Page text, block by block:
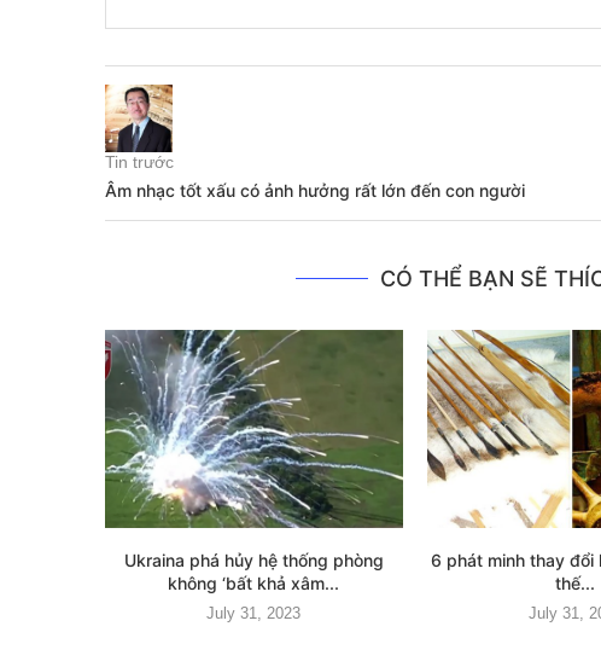
Tin trước
Âm nhạc tốt xấu có ảnh hưởng rất lớn đến con người
CÓ THỂ BẠN SẼ
Ukraina phá hủy hệ thống phòng
không ‘bất khả xâm...
July 31, 2023
6 phát minh thay đổi
thế...
July 31,